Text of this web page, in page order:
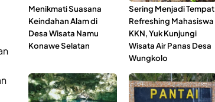
Menikmati Suasana
Keindahan Alam di
Desa Wisata Namu
Konawe Selatan
Sering Menjadi Tempat
Refreshing Mahasiswa
KKN, Yuk Kunjungi
Wisata Air Panas Desa
Wungkolo